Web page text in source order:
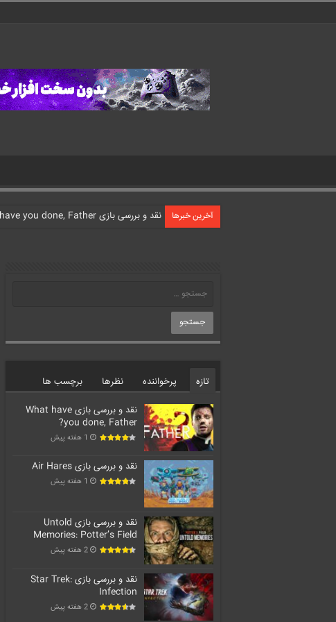
آخرین خبرها نقد و بررسی بازی What have you done, Father?
تازه پرخواننده نظرها برچسب ها
نقد و بررسی بازی What have
you done, Father?
1 هفته پیش
نقد و بررسی بازی Air Hares
1 هفته پیش
نقد و بررسی بازی Untold
Memories: Potter’s Field
2 هفته پیش
نقد و بررسی بازی Star Trek:
Infection
2 هفته پیش